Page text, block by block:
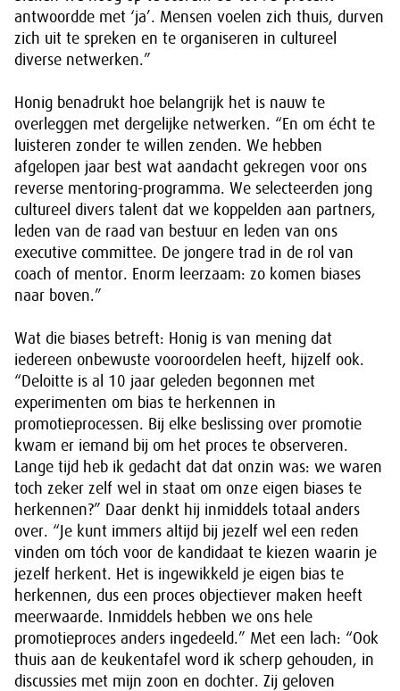
antwoordde met ‘ja’. Mensen voelen zich thuis, durven
zich uit te spreken en te organiseren in cultureel
diverse netwerken.”
Honig benadrukt hoe belangrijk het is nauw te
overleggen met dergelijke netwerken. “En om écht te
luisteren zonder te willen zenden. We hebben
afgelopen jaar best wat aandacht gekregen voor ons
reverse mentoring-programma. We selecteerden jong
cultureel divers talent dat we koppelden aan partners,
leden van de raad van bestuur en leden van ons
executive committee. De jongere trad in de rol van
coach of mentor. Enorm leerzaam: zo komen biases
naar boven.”
Wat die biases betreft: Honig is van mening dat
iedereen onbewuste vooroordelen heeft, hijzelf ook.
“Deloitte is al 10 jaar geleden begonnen met
experimenten om bias te herkennen in
promotieprocessen. Bij elke beslissing over promotie
kwam er iemand bij om het proces te observeren.
Lange tijd heb ik gedacht dat dat onzin was: we waren
toch zeker zelf wel in staat om onze eigen biases te
herkennen?” Daar denkt hij inmiddels totaal anders
over. “Je kunt immers altijd bij jezelf wel een reden
vinden om tóch voor de kandidaat te kiezen waarin je
jezelf herkent. Het is ingewikkeld je eigen bias te
herkennen, dus een proces objectiever maken heeft
meerwaarde. Inmiddels hebben we ons hele
promotieproces anders ingedeeld.” Met een lach: “Ook
thuis aan de keukentafel word ik scherp gehouden, in
discussies met mijn zoon en dochter. Zij geloven